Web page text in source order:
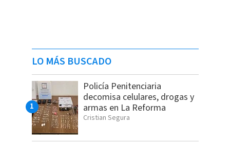
LO MÁS BUSCADO
Policía Penitenciaria
decomisa celulares, drogas y
armas en La Reforma
Cristian Segura